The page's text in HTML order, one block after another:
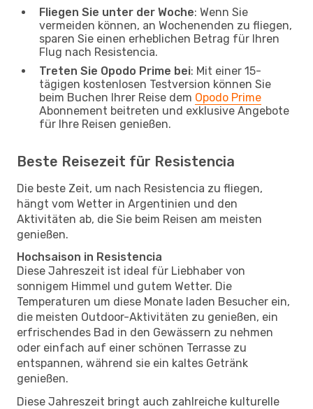
Fliegen Sie unter der Woche: Wenn Sie
vermeiden können, an Wochenenden zu fliegen,
sparen Sie einen erheblichen Betrag für Ihren
Flug nach Resistencia.
Treten Sie Opodo Prime bei: Mit einer 15-
tägigen kostenlosen Testversion können Sie
beim Buchen Ihrer Reise dem Opodo Prime
Abonnement beitreten und exklusive Angebote
für Ihre Reisen genießen.
Beste Reisezeit für Resistencia
Die beste Zeit, um nach Resistencia zu fliegen,
hängt vom Wetter in Argentinien und den
Aktivitäten ab, die Sie beim Reisen am meisten
genießen.
Hochsaison in Resistencia
Diese Jahreszeit ist ideal für Liebhaber von
sonnigem Himmel und gutem Wetter. Die
Temperaturen um diese Monate laden Besucher ein,
die meisten Outdoor-Aktivitäten zu genießen, ein
erfrischendes Bad in den Gewässern zu nehmen
oder einfach auf einer schönen Terrasse zu
entspannen, während sie ein kaltes Getränk
genießen.
Diese Jahreszeit bringt auch zahlreiche kulturelle